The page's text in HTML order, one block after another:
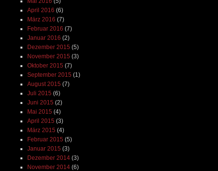
April 2016 (6)
März 2016 (7)
Februar 2016 (7)
Januar 2016 (2)
Dezember 2015 (5)
November 2015 (3)
Oktober 2015 (7)
September 2015 (1)
August 2015 (7)
Juli 2015 (6)
Juni 2015 (2)
Mai 2015 (4)
April 2015 (3)
März 2015 (4)
Februar 2015 (5)
Januar 2015 (3)
Dezember 2014(3)
November 2014(6)